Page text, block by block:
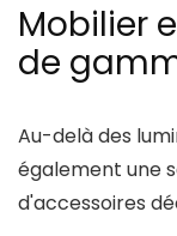
Mobilier
de
Au-delà des
également une
d'accessoires